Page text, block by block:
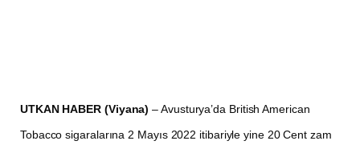
UTKAN HABER (Viyana) – Avusturya’da British American
Tobacco sigaralarına 2 Mayıs 2022 itibariyle yine 20 Cent zam